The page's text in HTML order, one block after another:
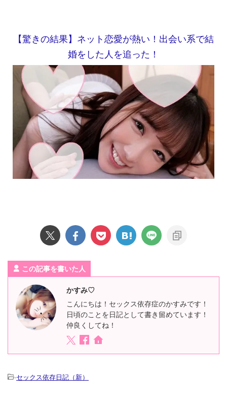
【驚きの結果】ネット恋愛が熱い！出会い系で結
婚をした人を追った！
この記事を書いた人
かすみ♡
こんにちは！セックス依存症のかすみです！
日頃のことを日記として書き留めています！
仲良くしてね！
-セックス依存日記（新）